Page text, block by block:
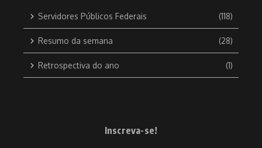
Servidores Públicos Federais (118)
Resumo da semana (28)
Retrospectiva do ano (1)
Inscreva-se!